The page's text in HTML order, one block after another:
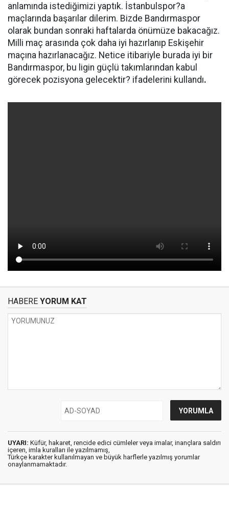
anlamında istediğimizi yaptık. İstanbulspor?a
maçlarında başarılar dilerim. Bizde Bandırmaspor
olarak bundan sonraki haftalarda önümüze bakacağız.
Milli maç arasında çok daha iyi hazırlanıp Eskişehir
maçına hazırlanacağız. Netice itibariyle burada iyi bir
Bandırmaspor, bu ligin güçlü takımlarından kabul
görecek pozisyona gelecektir? ifadelerini kullandı.
HABERE YORUM KAT
UYARI: Küfür, hakaret, rencide edici cümleler veya imalar, inançlara saldırı
içeren, imla kuralları ile yazılmamış,
Türkçe karakter kullanılmayan ve büyük harflerle yazılmış yorumlar
onaylanmamaktadır.